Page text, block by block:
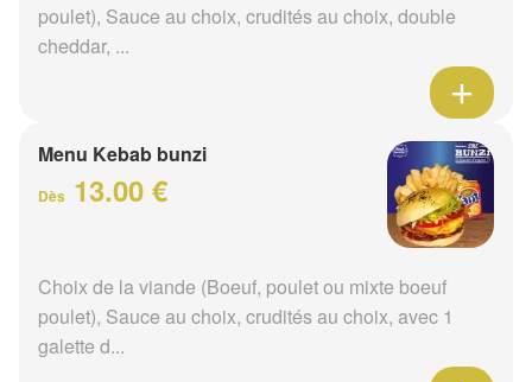
poulet), Sauce au choix, crudités au choix, double
cheddar, ...
Menu Kebab bunzi
Dès 13.00 €
Choix de la viande (Boeuf, poulet ou mixte boeuf
poulet), Sauce au choix, crudités au choix, avec 1
galette d...